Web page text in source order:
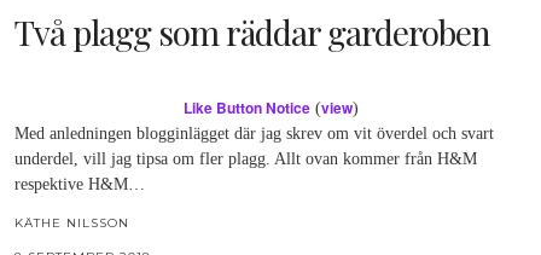
Två plagg som räddar garderoben
Like Button Notice(view)
Med anledningen blogginlägget där jag skrev om vit överdel och svart
underdel, vill jag tipsa om fler plagg. Allt ovan kommer från H&M
respektive H&M…
KÄTHE NILSSON